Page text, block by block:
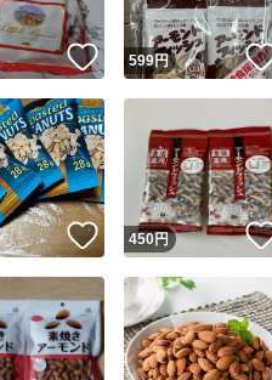
Yahoo!フリマが定めた
安心取引出品者
安心取引出品者
いいね！
599円
いいね！
450円